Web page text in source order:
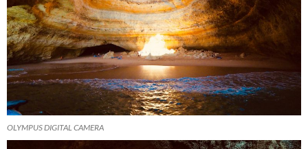
OLYMPUS DIGITAL CAMERA